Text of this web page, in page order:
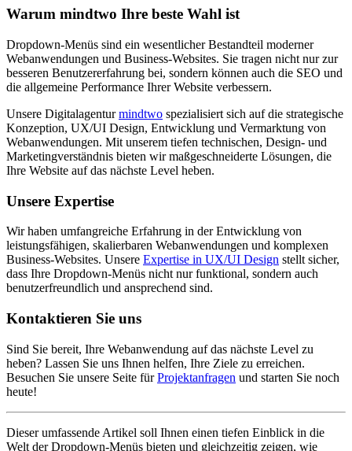
Warum mindtwo Ihre beste Wahl ist
Dropdown-Menüs sind ein wesentlicher Bestandteil moderner
Webanwendungen und Business-Websites. Sie tragen nicht nur zur
besseren Benutzererfahrung bei, sondern können auch die SEO und
die allgemeine Performance Ihrer Website verbessern.
Unsere Digitalagenturmindtwo spezialisiert sich auf die strategische
Konzeption, UX/UI Design, Entwicklung und Vermarktung von
Webanwendungen. Mit unserem tiefen technischen, Design- und
Marketingverständnis bieten wir maßgeschneiderte Lösungen, die
Ihre Website auf das nächste Level heben.
Unsere Expertise
Wir haben umfangreiche Erfahrung in der Entwicklung von
leistungsfähigen, skalierbaren Webanwendungen und komplexen
Business-Websites. Unsere Expertise in UX/UI Design stellt sicher,
dass Ihre Dropdown-Menüs nicht nur funktional, sondern auch
benutzerfreundlich und ansprechend sind.
Kontaktieren Sie uns
Sind Sie bereit, Ihre Webanwendung auf das nächste Level zu
heben? Lassen Sie uns Ihnen helfen, Ihre Ziele zu erreichen.
Besuchen Sie unsere Seite fürProjektanfragen und starten Sie noch
heute!
Dieser umfassende Artikel soll Ihnen einen tiefen Einblick in die
Welt der Dropdown-Menüs bieten und gleichzeitig zeigen, wie